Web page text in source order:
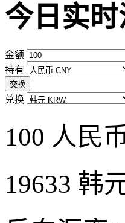
今日实
金额
持有
交换
兑换
100 人民
19633 韩